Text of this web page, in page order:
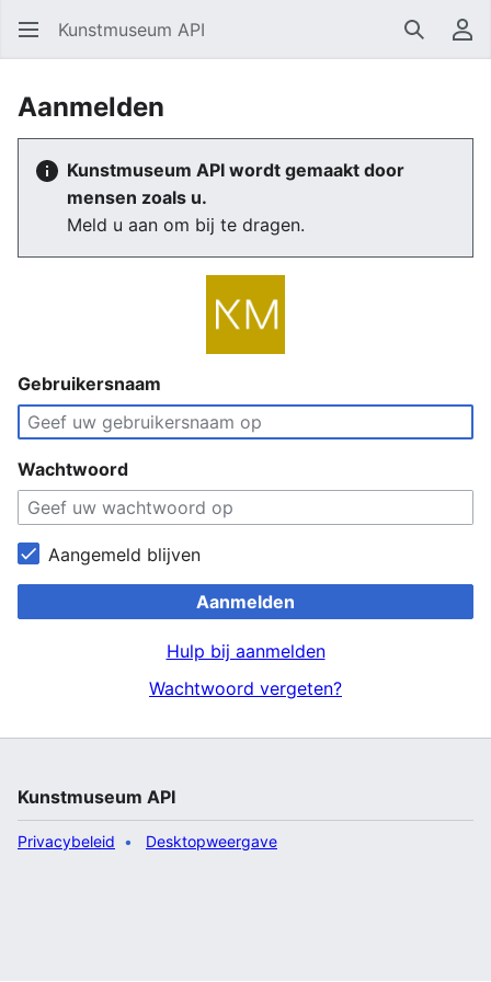
Kunstmuseum API Zoeken
Aanmelden
Kunstmuseum API wordt gemaakt door
mensen zoals u.
Meld u aan om bij te dragen.
Gebruikersnaam
Wachtwoord
Aangemeld blijven
Aanmelden
Hulp bij aanmelden
Wachtwoord vergeten?
Kunstmuseum API
Privacybeleid Desktopweergave